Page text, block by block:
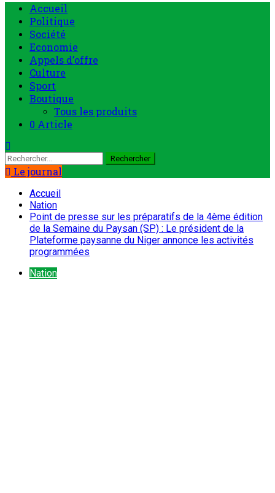
Menu
principal
Accueil
Politique
Société
Economie
Appels d’offre
Culture
Sport
Boutique
Tous les produits
0 Article
Rechercher :
Le journal
Accueil
Nation
Point de presse sur les préparatifs de la 4ème édition
de la Semaine du Paysan (SP) : Le président de la
Plateforme paysanne du Niger annonce les activités
programmées
Nation